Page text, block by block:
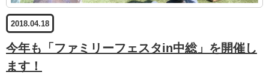
2018.04.18
今年も「ファミリーフェスタin中総」を開催し
ます！